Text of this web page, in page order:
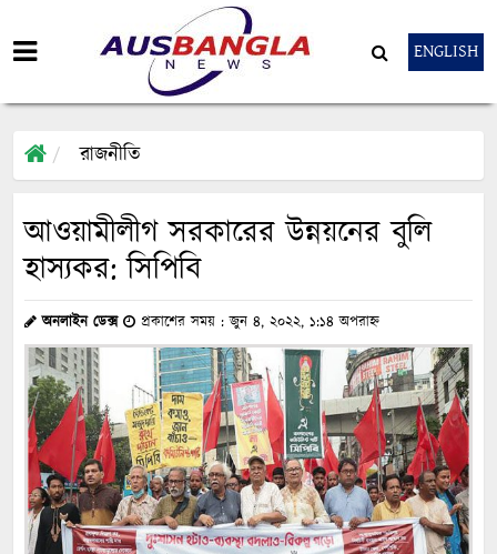
ENGLISH
রাজনীতি
আওয়ামীলীগ সরকারের উন্নয়নের বুলি
হাস্যকর: সিপিবি
অনলাইন ডেক্স প্রকাশের সময় : জুন ৪, ২০২২, ১:১৪ অপরাহ্ন